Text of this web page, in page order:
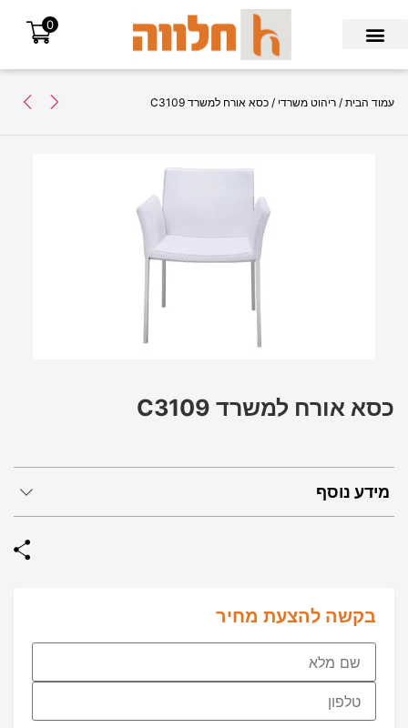
0
עמוד הבית / ריהוט משרדי / כסא אורח למשרד C3109
מידע נוסף
כסא אורח למשרד C3109
בקשה להצעת מחיר